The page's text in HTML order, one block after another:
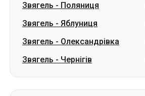
Звягель - Поляниця
Звягель - Яблуниця
Звягель - Олександрівка
Звягель - Чернігів